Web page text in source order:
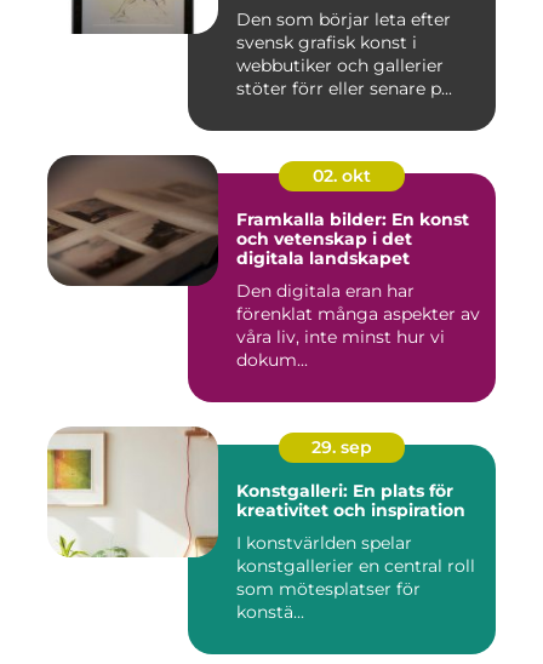
Den som börjar leta efter
svensk grafisk konst i
webbutiker och gallerier
stöter förr eller senare p...
02. okt
Framkalla bilder: En konst
och vetenskap i det
digitala landskapet
Den digitala eran har
förenklat många aspekter av
våra liv, inte minst hur vi
dokum...
29. sep
Konstgalleri: En plats för
kreativitet och inspiration
I konstvärlden spelar
konstgallerier en central roll
som mötesplatser för
konstä...